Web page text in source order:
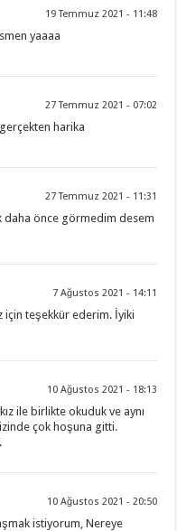
19 Temmuz 2021 - 11:48
yaaaa
27 Temmuz 2021 - 07:02
harika
27 Temmuz 2021 - 11:31
daha önce görmedim desem
7 Ağustos 2021 - 14:11
için teşekkür ederim. İyiki
10 Ağustos 2021 - 18:13
ile birlikte okuduk ve aynı
çok hoşuna gitti.
10 Ağustos 2021 - 20:50
istiyorum, Nereye